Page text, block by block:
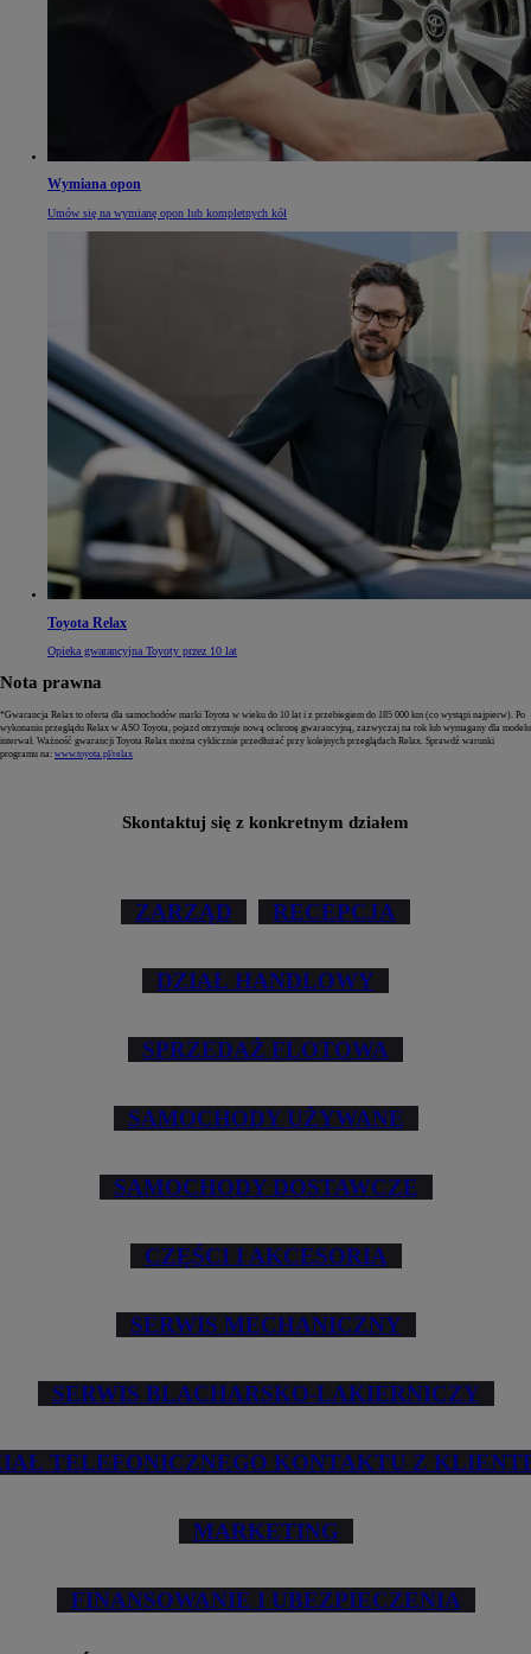
Wymiana opon
Umów się na wymianę opon lub kompletnych kół
Toyota Relax
Opieka gwarancyjna Toyoty przez 10 lat
Nota prawna
*Gwarancja Relax to oferta dla samochodów marki Toyota w wieku do 10 lat i z przebiegiem do 185 000 km (co wystąpi najpierw). Po
wykonaniu przeglądu Relax w ASO Toyota, pojazd otrzymuje nową ochronę gwarancyjną, zazwyczaj na rok lub wymagany dla modelu
interwał. Ważność gwarancji Toyota Relax można cyklicznie przedłużać przy kolejnych przeglądach Relax. Sprawdź warunki
programu na: www.toyota.pl/relax
Skontaktuj się z konkretnym działem
ZARZĄD RECEPCJA
DZIAŁ HANDLOWY
SPRZEDAŻ FLOTOWA
SAMOCHODY UŻYWANE
SAMOCHODY DOSTAWCZE
CZĘŚCI I AKCESORIA
SERWIS MECHANICZNY
SERWIS BLACHARSKO-LAKIERNICZY
TELEFONICZNEGO KONTAKTU Z
MARKETING
FINANSOWANIE I UBEZPIECZENIA